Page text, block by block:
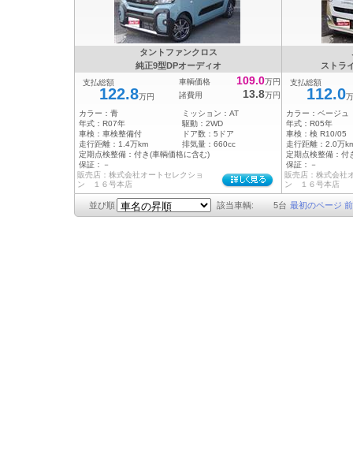
タントファンクロス
純正9型DPオーディオ
支払総額
122.8万円
車輌価格 109.0万円
諸費用
13.8万円
カラー： 青 ミッション： AT
年式： R07年 駆動： 2WD
車検： 車検整備付 ドア数： 5ドア
走行距離： 1.4万km 排気量： 660cc
定期点検整備： 付き(車輌価格に含む)
保証：
－
販売店：株式会社オートセレクショ
ン １６号本店
ストラ
支払総額
112.0
カラー： ベージュ
年式： R05年
車検： 検 R10/05
走行距離： 2.0万
定期点検整備： 付
保証：
－
販売店：株式会社
ン １６号本店
並び順 該当車輌: 5台 最初のページ